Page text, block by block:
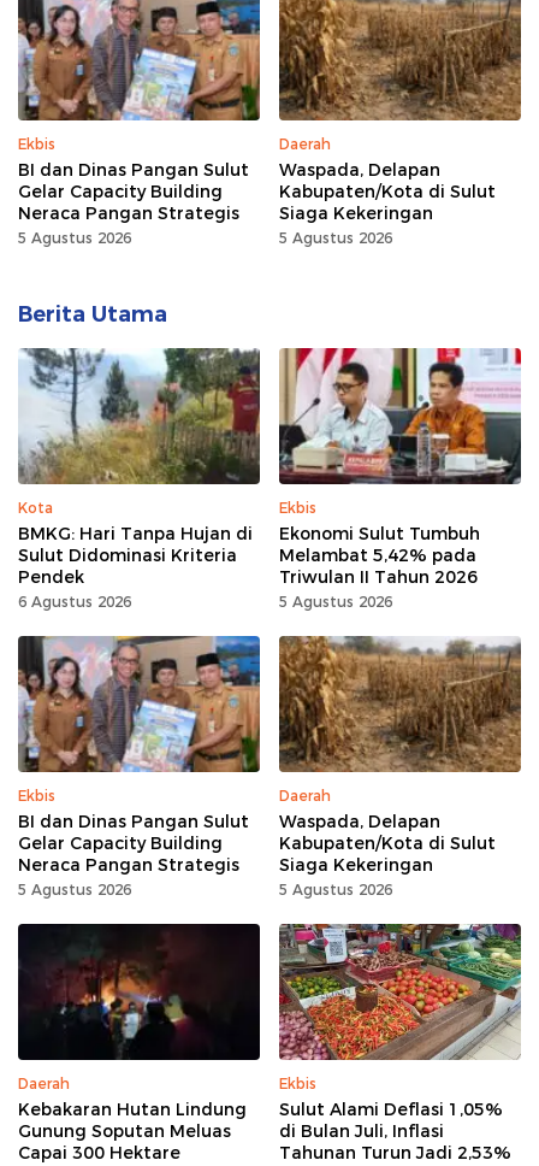
Ekbis
BI dan Dinas Pangan Sulut
Gelar Capacity Building
Neraca Pangan Strategis
5 Agustus 2026
Daerah
Waspada, Delapan
Kabupaten/Kota di Sulut
Siaga Kekeringan
5 Agustus 2026
Berita Utama
Kota
BMKG: Hari Tanpa Hujan di
Sulut Didominasi Kriteria
Pendek
6 Agustus 2026
Ekbis
Ekonomi Sulut Tumbuh
Melambat 5,42% pada
Triwulan II Tahun 2026
5 Agustus 2026
Ekbis
BI dan Dinas Pangan Sulut
Gelar Capacity Building
Neraca Pangan Strategis
5 Agustus 2026
Daerah
Waspada, Delapan
Kabupaten/Kota di Sulut
Siaga Kekeringan
5 Agustus 2026
Daerah
Kebakaran Hutan Lindung
Gunung Soputan Meluas
Capai 300 Hektare
Ekbis
Sulut Alami Deflasi 1,05%
di Bulan Juli, Inflasi
Tahunan Turun Jadi 2,53%